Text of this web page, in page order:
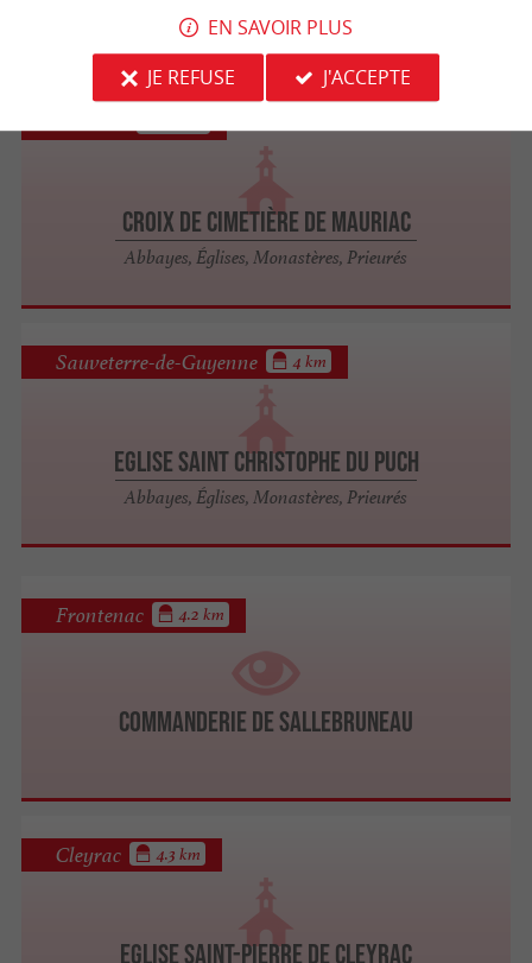
Abbayes, Églises, Monastères, Prieurés
Croix de cimetière de Mauriac
Abbayes, Églises, Monastères, Prieurés
Eglise Saint Christophe du Puch
Abbayes, Églises, Monastères, Prieurés
Sauveterre-de-Guyenne 4 km
Commanderie de Sallebruneau
Frontenac 4.2 km
Eglise Saint-Pierre de Cleyrac
Cleyrac 4.3 km
EN SAVOIR PLUS
JE REFUSE
J'ACCEPTE